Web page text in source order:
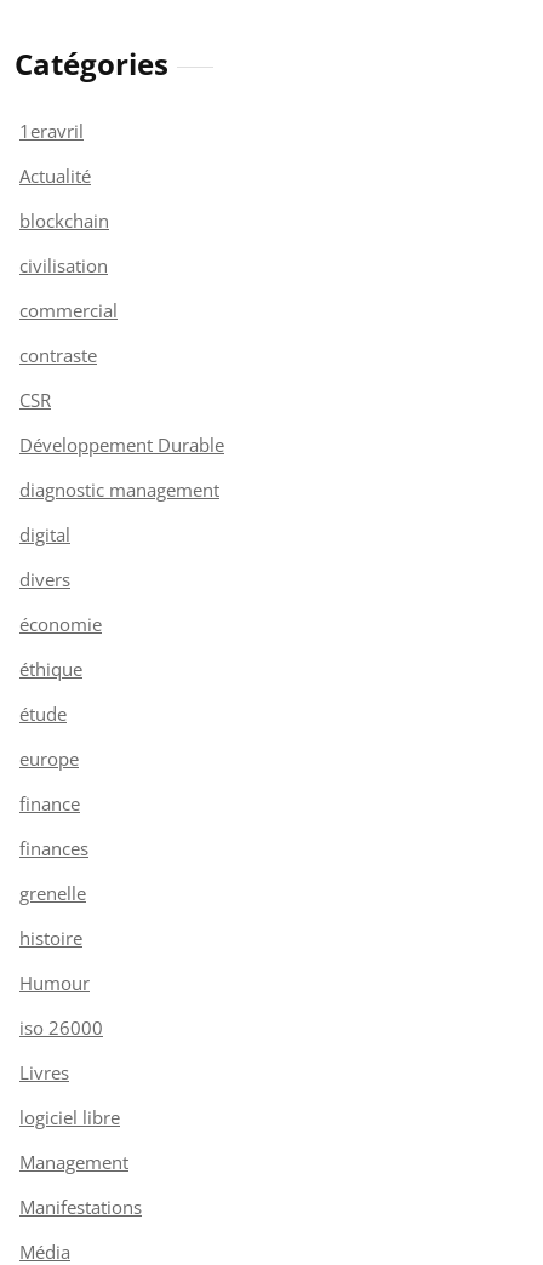
Catégories
1eravril
Actualité
blockchain
civilisation
commercial
contraste
CSR
Développement Durable
diagnostic management
digital
divers
économie
éthique
étude
europe
finance
finances
grenelle
histoire
Humour
iso 26000
Livres
logiciel libre
Management
Manifestations
Média